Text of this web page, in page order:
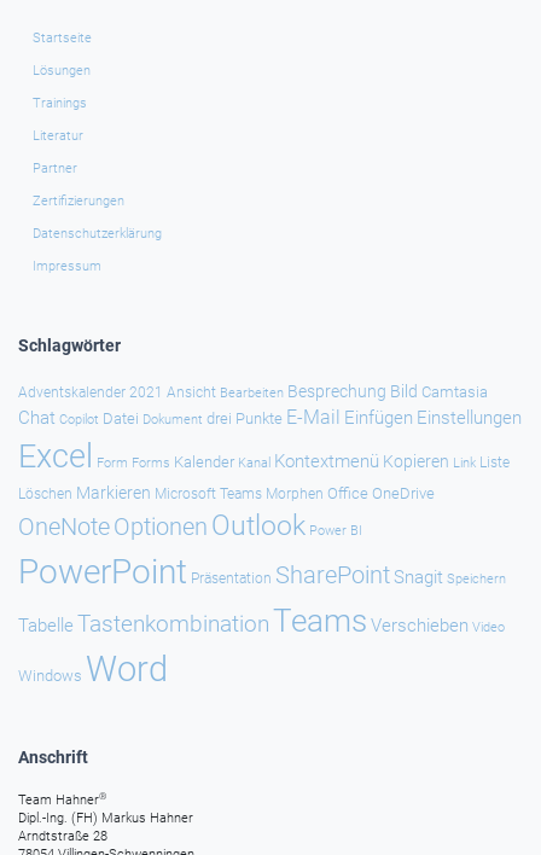
Startseite
Lösungen
Trainings
Literatur
Partner
Zertifizierungen
Datenschutzerklärung
Impressum
Schlagwörter
Adventskalender 2021 Ansicht Bearbeiten Besprechung Bild Camtasia
Chat Copilot Datei Dokument drei Punkte E-Mail Einfügen Einstellungen
Excel Form Forms Kalender Kanal Kontextmenü Kopieren Link Liste
Löschen Markieren Microsoft Teams Morphen Office OneDrive
OneNoteOptionen Outlook Power BI
PowerPoint Präsentation SharePointSnagit Speichern
Tabelle TastenkombinationTeams Verschieben Video
Windows Word
Anschrift
Team Hahner®
Dipl.-Ing. (FH) Markus Hahner
Arndtstraße 28